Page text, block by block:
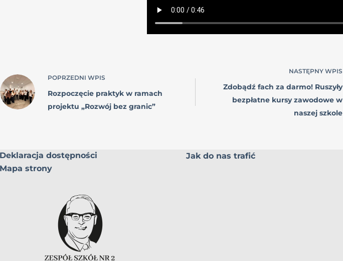
POPRZEDNI WPIS
Rozpoczęcie praktyk w ramach
projektu „Rozwój bez granic”
NASTĘPNY WPIS
Zdobądź fach za darmo! Ruszyły
bezpłatne kursy zawodowe w
naszej szkole
Deklaracja dostępności
Mapa strony
Jak do nas trafić